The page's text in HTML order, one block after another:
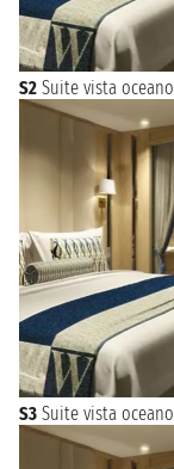
S2 Suite vista oceano
S3 Suite vista oceano